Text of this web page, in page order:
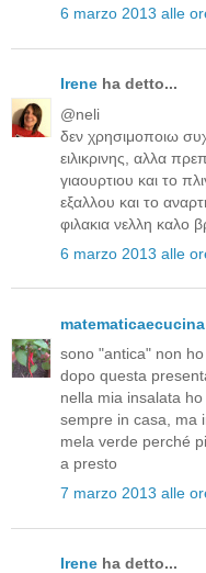
6 marzo 2013 alle
Irene ha detto...
@neli
δεν χρησιμοποιω
ειλικρινης, αλλα
γιαουρτιου και το
εξαλλου και το
φιλακια νελλη καλο
6 marzo 2013 alle
matematicaecucina
sono "antica" non
dopo questa
nella mia insalata
sempre in casa, ma
mela verde perché
a presto
7 marzo 2013 alle
Irene ha detto...